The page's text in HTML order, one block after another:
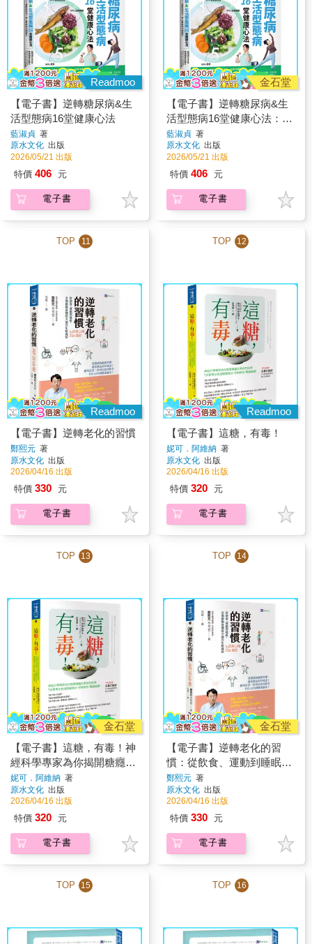
Readmoo
【電子書】逆轉糖尿病&生
活型態病16堂健康心法
藍淑貞 著
原水文化 出版
2026/05/21 出版
特價 406 元
電子書
金石堂
【電子書】逆轉糖尿病&生
活型態病16堂健康心法：抗
發炎控醣532飲食 × 運動與
瑜伽 × 身心靈療癒完整解方
藍淑貞 著
原水文化 出版
2026/05/21 出版
特價 406 元
電子書
TOP 11
Readmoo
【電子書】逆轉老化的習慣
鄭熙元 著
原水文化 出版
2026/04/16 出版
特價 330 元
電子書
TOP 12
Readmoo
【電子書】這糖，有毒！
妮可．阿維納 著
原水文化 出版
2026/04/16 出版
特價 320 元
電子書
TOP 13
金石堂
【電子書】這糖，有毒！神
經科學專家為你揭開糖癮與
暴食的真相，7步驟帶你找
出隱藏糖分，抑制食慾，戰
勝糖癮
妮可．阿維納 著
原水文化 出版
2026/04/16 出版
特價 320 元
電子書
TOP 14
金石堂
【電子書】逆轉老化的習
慣：從飲食、運動到睡眠，
全面啟動身體和大腦的年輕
機制
鄭熙元 著
原水文化 出版
2026/04/16 出版
特價 330 元
電子書
TOP 15 TOP 16